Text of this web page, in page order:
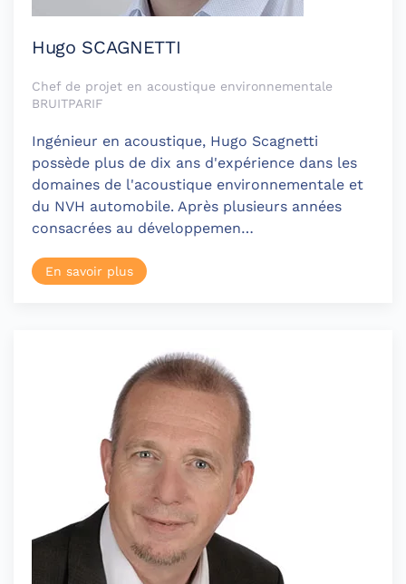
Hugo SCAGNETTI
Chef de projet en acoustique environnementale
BRUITPARIF
Ingénieur en acoustique, Hugo Scagnetti
possède plus de dix ans d'expérience dans les
domaines de l'acoustique environnementale et
du NVH automobile. Après plusieurs années
consacrées au développemen…
En savoir plus